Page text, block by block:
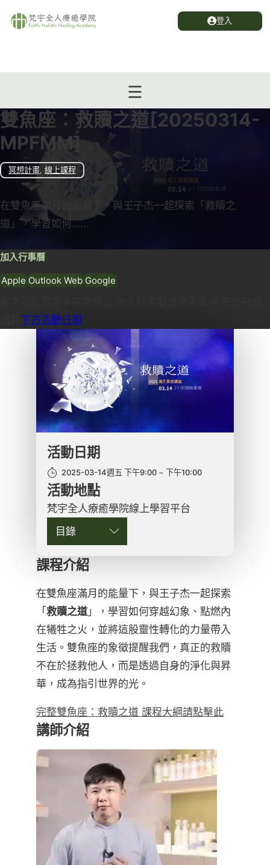
登入
雙魚座：救贖之道[20250314-
MPFMM]
冥想計畫, 線上課程
在雙魚座滿月的能量下，與王子杰一起探索「救贖之
道」，學習如何…...
加入行事曆
Apple Outlook Web Google
下方活動日期
課程介紹
在雙魚座滿月的能量下，與王子杰一起探索
「救贖之道」，學習如何穿越幻象、點燃內
在犧牲之火，並將這股靈性轉化的力量帶入
生活。雙魚座的象徵提醒我們，真正的救贖
不在於拯救他人，而是透過自身的淨化與昇
華，成為指引世界的光。
完整雙魚座：救贖之道 課程大綱請點擊此
講師介紹
活動日期
2025-03-14週五 下午9:00 下午10:00
活動地點
梵宇全人療癒學院線上學習平台
目錄